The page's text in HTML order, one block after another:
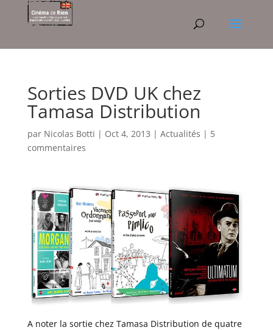
Sorties DVD UK chez
Tamasa Distribution
par Nicolas Botti | Oct 4, 2013 | Actualités | 5
commentaires
A noter la sortie chez Tamasa Distribution de quatre